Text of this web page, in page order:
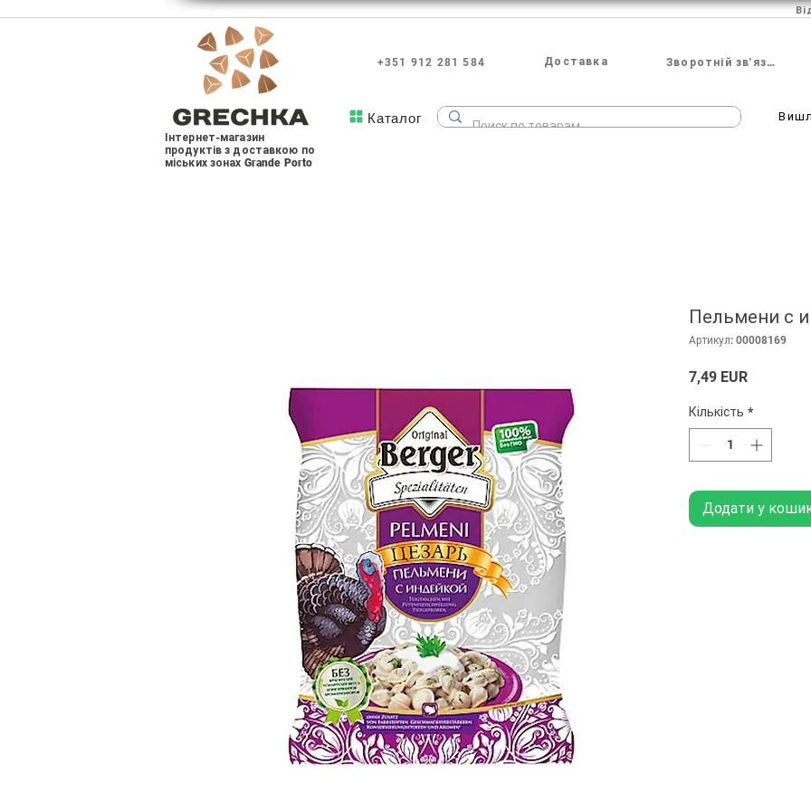
+351 912 281 584 Доставка Зворотній зв'язок
Інтернет-магазин
продуктів з доставкою по
міських зонах Grande Porto
Каталог
Пельмени с
Артикул: 00008169
7,49 EURЦіна
Кількість *
Додати у